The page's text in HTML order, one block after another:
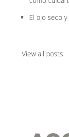
El ojo seco
View all posts.